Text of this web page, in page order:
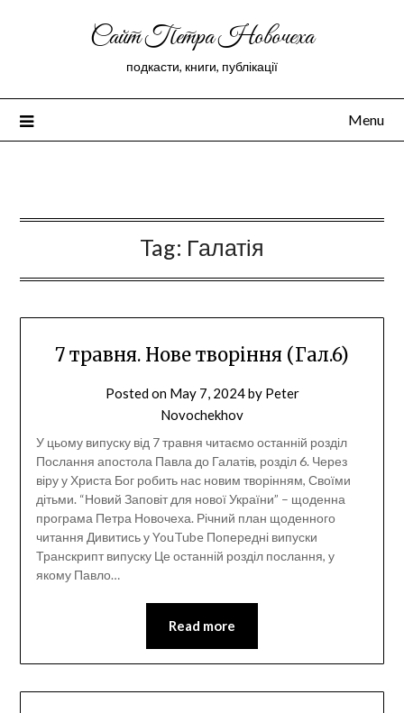
Сайт Петра Новочеха
подкасти, книги, публікації
Menu
Tag: Галатія
7 травня. Нове творіння (Гал.6)
Posted on May 7, 2024by Peter
Novochekhov
У цьому випуску від 7 травня читаємо останній розділ
Послання апостола Павла до Галатів, розділ 6. Через
віру у Христа Бог робить нас новим творінням, Своїми
дітьми. “Новий Заповіт для нової України” – щоденна
програма Петра Новочеха. Річний план щоденного
читання Дивитись у YouTube Попередні випуски
Транскрипт випуску Це останній розділ послання, у
якому Павло…
Read more